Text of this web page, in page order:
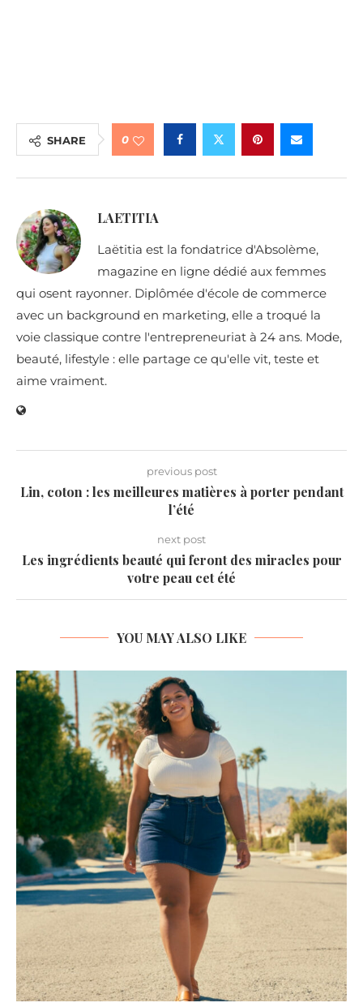
SHARE 0
LAETITIA
Laëtitia est la fondatrice d'Absolème,
magazine en ligne dédié aux femmes
qui osent rayonner. Diplômée d'école de commerce
avec un background en marketing, elle a troqué la
voie classique contre l'entrepreneuriat à 24 ans. Mode,
beauté, lifestyle : elle partage ce qu'elle vit, teste et
aime vraiment.
previous post
Lin, coton : les meilleures matières à porter pendant
l’été
next post
Les ingrédients beauté qui feront des miracles pour
votre peau cet été
YOU MAY ALSO LIKE